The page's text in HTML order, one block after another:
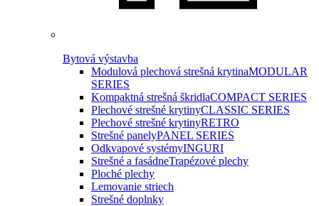
Bytová výstavba
Modulová plechová strešná krytinaMODULAR
SERIES
Kompaktná strešná škridlaCOMPACT SERIES
Plechové strešné krytinyCLASSIC SERIES
Plechové strešné krytinyRETRO
Strešné panelyPANEL SERIES
Odkvapové systémyINGURI
Strešné a fasádneTrapézové plechy
Ploché plechy
Lemovanie striech
Strešné doplnky